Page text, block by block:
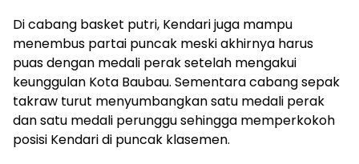
Di cabang basket putri, Kendari juga mampu
menembus partai puncak meski akhirnya harus
puas dengan medali perak setelah mengakui
keunggulan Kota Baubau. Sementara cabang sepak
takraw turut menyumbangkan satu medali perak
dan satu medali perunggu sehingga memperkokoh
posisi Kendari di puncak klasemen.